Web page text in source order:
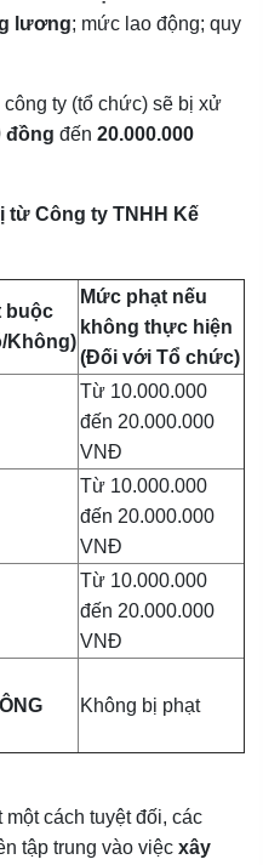
lương; mức lao động; quy
ty (tổ chức) sẽ bị xử
đồng đến 20.000.000
Công ty TNHH Kế
buộc
Không)
Mức phạt nếu
không thực hiện
(Đối với Tổ chức)
Từ 10.000.000
đến 20.000.000
VNĐ
Từ 10.000.000
đến 20.000.000
VNĐ
Từ 10.000.000
đến 20.000.000
VNĐ
Không bị phạt
cách tuyệt đối, các
tập trung vào việc xây